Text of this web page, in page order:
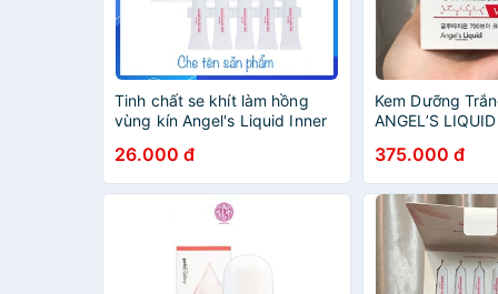
Tinh chất se khít làm hồng
vùng kín Angel's Liquid Inner
26.000 đ
Kem Dưỡng
ANGEL’S
GLUTATHIONE
375.000 đ